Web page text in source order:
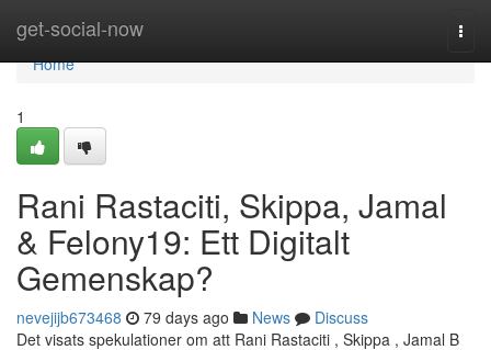
get-social-now
Home
Home
1
Rani Rastaciti, Skippa, Jamal
& Felony19: Ett Digitalt
Gemenskap?
nevejijb673468 79 days ago News
Discuss
Det visats spekulationer om att Rani Rastaciti , Skippa , Jamal B